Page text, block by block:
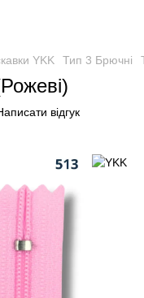
YKK Тип 3 Брючні
відгук